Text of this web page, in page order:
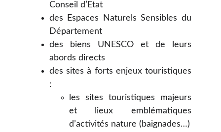
Conseil d’Etat
des Espaces Naturels Sensibles du
Département
des biens UNESCO et de leurs
abords directs
des sites à forts enjeux touristiques
:
les sites touristiques majeurs
et lieux emblématiques
d’activités nature (baignades…)